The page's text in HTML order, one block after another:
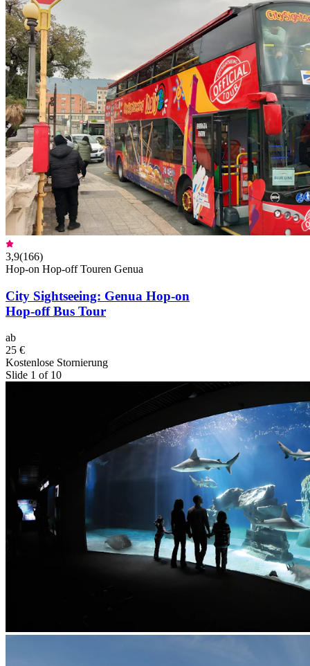
3,9(166)
Hop-on Hop-off Touren Genua
City Sightseeing: Genua Hop-on
Hop-off Bus Tour
ab
25 €
Kostenlose Stornierung
Slide 1 of 10